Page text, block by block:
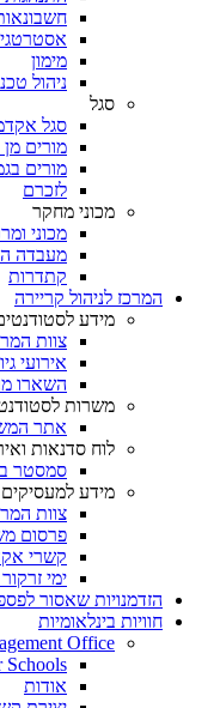
מימון
ניהול
סגל
סגל
מורים
מורים
לזכרם
מכוני מחקר
מכוני
מעבדה
קתדרות
המרכז לניהול קריירה
מידע
צוות
אירועי
השארו
משרות
אתר
לוח סדנאות
סמסטר
מידע למעסיקים
צוות
פרסום
קשרי
ימי
הזדמנויות שאסור
חוויות בינלאומיות
Office
Schools
אודות